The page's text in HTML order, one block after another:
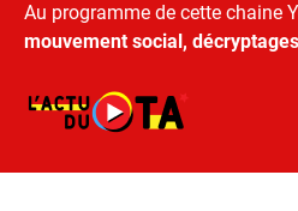
Au programme de cette chaine
mouvement social,